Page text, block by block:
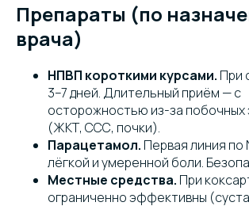
Препараты (по
врача)
НПВП короткими курсами. При
3–7 дней. Длительный приём — с
осторожностью из-за
(ЖКТ, ССС, почки).
Парацетамол. Первая линия по
лёгкой и умеренной боли.
Местные средства. При
ограниченно эффективны